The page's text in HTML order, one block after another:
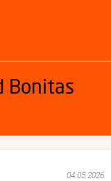
Bonitas
04.05.2026